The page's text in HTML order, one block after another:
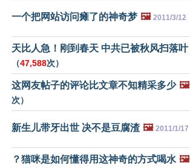
一个把网站访问瘫了的神奇梦 🖼️ 2011/3/12
天比人急！刚到春天 中共已被秋风扫落叶
（47,588次）
这网友帖子的评论比文章不知精采多少 🖼️
次）
新生儿带牙出世 决不是豆腐渣 🖼️ 2011/1/17
？猫咪是如何懂得用这神奇的方式喝水 🖼️